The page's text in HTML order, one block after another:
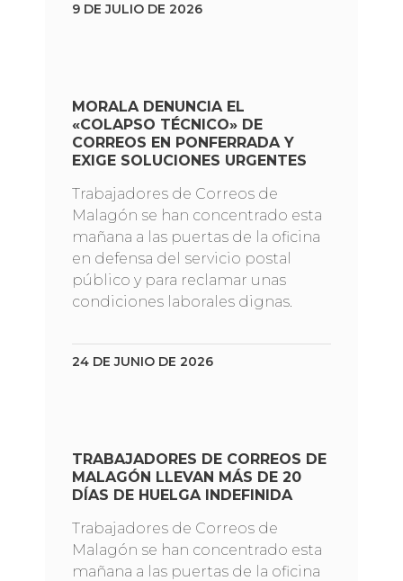
9 DE JULIO DE 2026
MORALA DENUNCIA EL
«COLAPSO TÉCNICO» DE
CORREOS EN PONFERRADA Y
EXIGE SOLUCIONES URGENTES
Trabajadores de Correos de
Malagón se han concentrado esta
mañana a las puertas de la oficina
en defensa del servicio postal
público y para reclamar unas
condiciones laborales dignas.
24 DE JUNIO DE 2026
TRABAJADORES DE CORREOS DE
MALAGÓN LLEVAN MÁS DE 20
DÍAS DE HUELGA INDEFINIDA
Trabajadores de Correos de
Malagón se han concentrado esta
mañana a las puertas de la oficina